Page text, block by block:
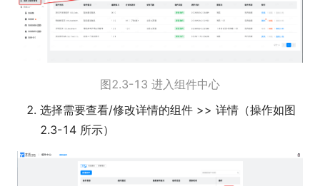
图2.3-13 进入组件中心
选择需要查看/修改详情的组件 >> 详情（操作如图
2.3-14 所示）